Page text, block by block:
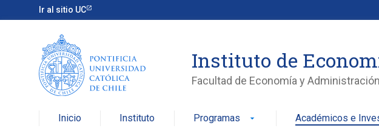
Ir al sitio UC
Instituto de
Facultad de Economía y
Inicio Instituto Programas arrow_drop_down Académicos e